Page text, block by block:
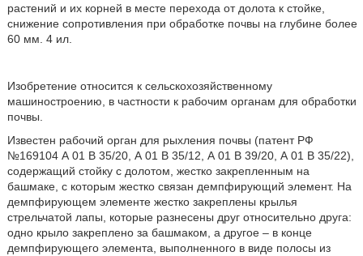
растений и их корней в месте перехода от долота к стойке,
снижение сопротивления при обработке почвы на глубине более
60 мм. 4 ил.
Изобретение относится к сельскохозяйственному
машиностроению, в частности к рабочим органам для обработки
почвы.
Известен рабочий орган для рыхления почвы (патент РФ
№169104 А 01 В 35/20, А 01 В 35/12, А 01 В 39/20, А 01 В 35/22),
содержащий стойку с долотом, жестко закрепленным на
башмаке, с которым жестко связан демпфирующий элемент. На
демпфирующем элементе жестко закреплены крылья
стрельчатой лапы, которые разнесены друг относительно друга:
одно крыло закреплено за башмаком, а другое – в конце
демпфирующего элемента, выполненного в виде полосы из